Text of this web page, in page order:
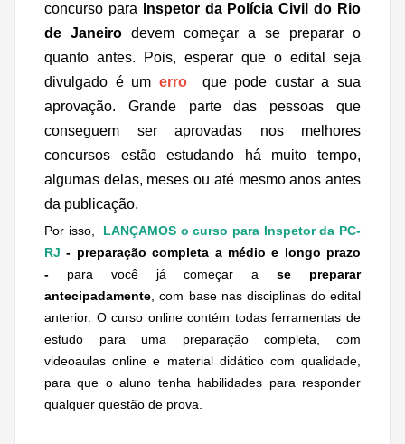
concurso para
Inspetor da Polícia Civil do Rio
de Janeiro devem começar a se preparar o
quanto antes. Pois, esperar que o edital seja
divulgado é um erro
que pode custar a sua
aprovação. Grande parte das pessoas que
conseguem ser aprovadas nos melhores
concursos estão estudando há muito tempo,
algumas delas, meses ou até mesmo anos antes
da publicação.
Por isso,
LANÇAMOS o curso para Inspetor da PC-
RJ- preparação completa a médio e longo prazo
- para você já começar ase preparar
antecipadamente , com base nas disciplinas do edital
anterior. O curso online contém todas ferramentas de
estudo para uma preparação completa, com
videoaulas online e material didático com qualidade,
para que o aluno tenha habilidades para responder
qualquer questão de prova.